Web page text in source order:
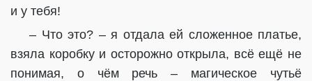
и у тебя!
– Что это? – я отдала ей сложенное платье,
взяла коробку и осторожно открыла, всё ещё не
понимая, о чём речь – магическое чутьё